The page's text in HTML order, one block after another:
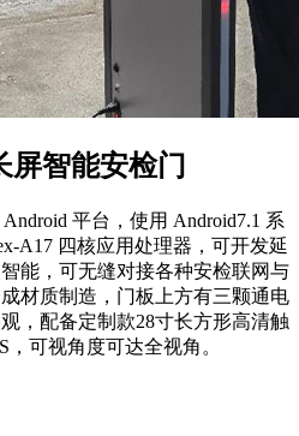
屏智能安检门
平台，使用 Android7.1 系
A17 四核应用处理器，可开发延
能，可无缝对接各种安检联网与
材质制造，门板上方有三颗通电
，配备定制款28寸长方形高清触
可视角度可达全视角。